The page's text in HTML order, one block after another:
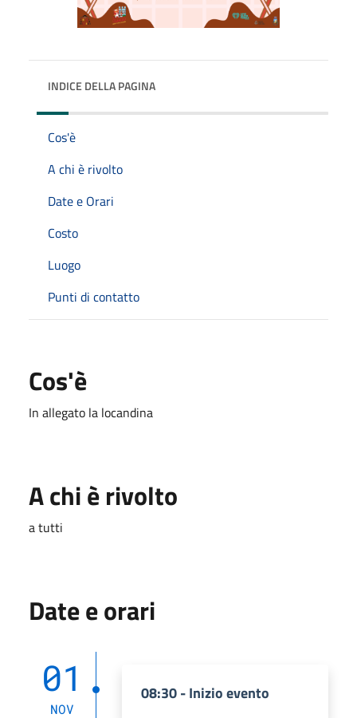
INDICE DELLA PAGINA
Cos'è
A chi è rivolto
Date e Orari
Costo
Luogo
Punti di contatto
Cos'è
In allegato la locandina
A chi è rivolto
a tutti
Date e orari
01
NOV
08:30 - Inizio evento